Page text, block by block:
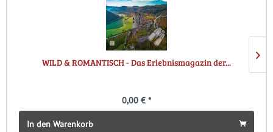
WILD & ROMANTISCH - Das Erlebnismagazin der...
0,00 € *
In den Warenkorb